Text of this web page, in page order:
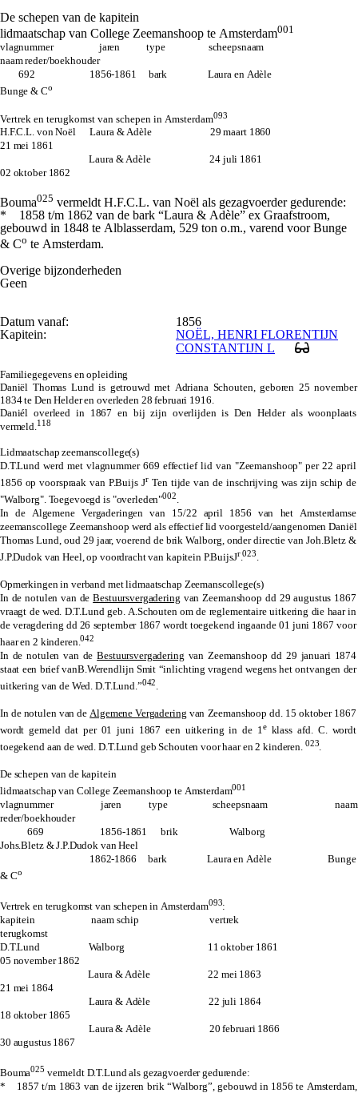
De schepen van de kapitein
lidmaatschap van College Zeemanshoop te Amsterdam001
vlagnummer jaren type scheepsnaam
naam reder/boekhouder
692 1856-1861 bark Laura en Adèle
Bunge & Co
Vertrek en terugkomst van schepen in Amsterdam093
H.F.C.L. von Noël Laura & Adèle 29 maart 1860
21 mei 1861
Laura & Adèle 24 juli 1861
02 oktober 1862
Bouma025 vermeldt H.F.C.L. van Noël als gezagvoerder gedurende:
* 1858 t/m 1862 van de bark “Laura & Adèle” ex Graafstroom,
gebouwd in 1848 te Alblasserdam, 529 ton o.m., varend voor Bunge
& Co te Amsterdam.
Overige bijzonderheden
Geen
Datum vanaf:
1856
Kapitein:
NOËL, HENRI FLORENTIJN
CONSTANTIJN L
Familiegegevens en opleiding
Daniël Thomas Lund is getrouwd met Adriana Schouten, geboren 25 november
1834 te Den Helder en overleden 28 februari 1916.
Daniél overleed in 1867 en bij zijn overlijden is Den Helder als woonplaats
vermeld.118
Lidmaatschap zeemanscollege(s)
D.T.Lund werd met vlagnummer 669 effectief lid van "Zeemanshoop" per 22 april
1856 op voorspraak van P.Buijs JrTen tijde van de inschrijving was zijn schip de
"Walborg". Toegevoegd is "overleden"002.
In de Algemene Vergaderingen van 15/22 april 1856 van het Amsterdamse
zeemanscollege Zeemanshoop werd als effectief lid voorgesteld/aangenomen Daniël
Thomas Lund, oud 29 jaar, voerend de brik Walborg, onder directie van Joh.Bletz &
J.P.Dudok van Heel, op voordracht van kapitein P.BuijsJr.023.
Opmerkingen in verband met lidmaatschap Zeemanscollege(s)
In de notulen van deBestuursvergadering van Zeemanshoop dd 29 augustus 1867
vraagt de wed. D.T.Lund geb. A.Schouten om de reglementaire uitkering die haar in
de veragdering dd 26 september 1867 wordt toegekend ingaande 01 juni 1867 voor
haar en 2 kinderen.042
In de notulen van deBestuursvergadering van Zeemanshoop dd 29 januari 1874
staat een brief vanB.Werendlijn Smit “inlichting vragend wegens het ontvangen der
uitkering van de Wed. D.T.Lund.”042.
In de notulen van deAlgemene Vergadering van Zeemanshoop dd. 15 oktober 1867
wordt gemeld dat per 01 juni 1867 een uitkering in de 1eklass afd. C. wordt
toegekend aan de wed. D.T.Lund geb Schouten voor haar en 2 kinderen. 023.
De schepen van de kapitein
lidmaatschap van College Zeemanshoop te Amsterdam001
vlagnummer jaren type scheepsnaam naam
reder/boekhouder
669 1856-1861 brik Walborg
Johs.Bletz & J.P.Dudok van Heel
1862-1866 bark Laura en Adèle Bunge
& Co
Vertrek en terugkomst van schepen in Amsterdam093:
kapitein naam schip vertrek
terugkomst
D.T.Lund Walborg 11 oktober 1861
05 november 1862
Laura & Adèle 22 mei 1863
21 mei 1864
Laura & Adèle 22 juli 1864
18 oktober 1865
Laura & Adèle 20 februari 1866
30 augustus 1867
Bouma025 vermeldt D.T.Lund als gezagvoerder gedurende:
* 1857 t/m 1863 van de ijzeren brik “Walborg”, gebouwd in 1856 te Amsterdam,